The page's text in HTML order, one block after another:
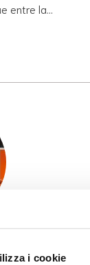
i cookie
entre la…